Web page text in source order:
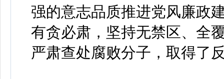
强的意志品质推进党风廉政
有贪必肃，坚持无禁区、全
严肃查处腐败分子，取得了